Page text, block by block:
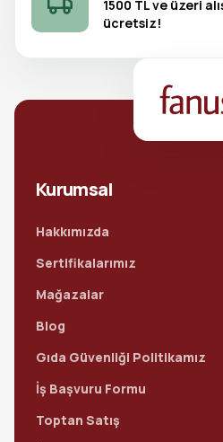
1500 TL ve üzeri
ücretsiz!
Kurumsal
Hakkımızda
Sertifikalarımız
Mağazalar
Blog
Gıda Güvenliği Politikamız
İş Başvuru Formu
Toptan Satış